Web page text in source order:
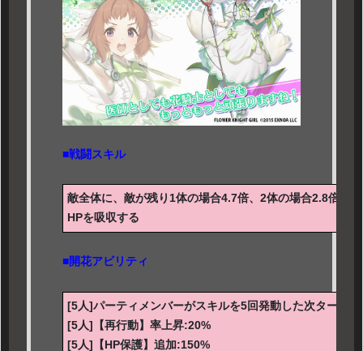
■戦闘スキル
敵全体に、敵が残り1体の場合4.7倍、2体の場合2.8倍、3
HPを吸収する
■開花アビリティ
[5人]パーティメンバーがスキルを5回発動した次ターン
[5人]【再行動】率上昇:20%
[5人]【HP保護】追加:150%